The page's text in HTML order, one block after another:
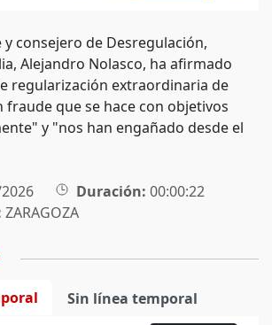
y consejero de Desregulación,
Alejandro Nolasco, ha afirmado
regularización extraordinaria de
fraude que se hace con objetivos
y "nos han engañado desde el
Duración: 00:00:22
ZARAGOZA
Sin línea temporal